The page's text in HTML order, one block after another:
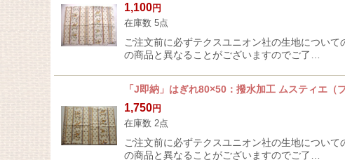
1,100円
在庫数 5点
ご注文前に必ずテクスユニオン社の生地につい
の商品と異なることがございますのでご了…
「J即納」はぎれ80×50：撥水加工 ムスティエ（
1,750円
在庫数 2点
ご注文前に必ずテクスユニオン社の生地につい
の商品と異なることがございますのでご了…